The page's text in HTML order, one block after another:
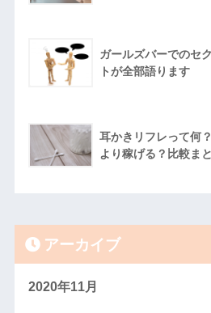
ガールズバーでのセ
トが全部語ります
耳かきリフレって何
より稼げる？比較ま
アーカイブ
2020年11月